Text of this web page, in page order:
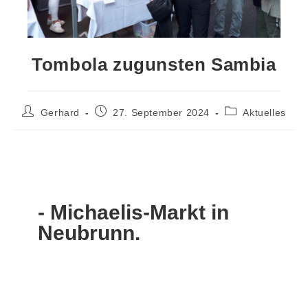
Tombola zugunsten Sambia
Gerhard 27. September 2024 Aktuelles
- Michaelis-Markt in
Neubrunn.